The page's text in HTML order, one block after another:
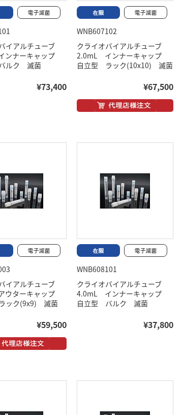
イアルチューブ
ナーキャップ
ルク 滅菌
¥73,400
WNB607102
クライオバイアルチューブ
2.0mL インナーキャップ
自立型 ラック(10x10) 滅菌
¥67,500
イアルチューブ
ターキャップ
ック(9x9) 滅菌
¥59,500
WNB608101
クライオバイアルチューブ
4.0mL インナーキャップ
自立型 バルク 滅菌
¥37,800